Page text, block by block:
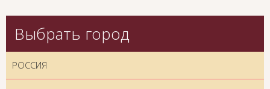
Выбрать город
РОССИЯ